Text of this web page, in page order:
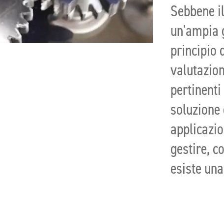
Sebbene
un'ampia
principio
pertinenti
gestire,
esiste